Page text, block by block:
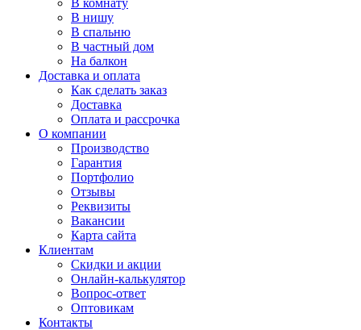
В комнату
В нишу
В спальню
В частный дом
На балкон
Доставка и оплата
Как сделать заказ
Доставка
Оплата и рассрочка
О компании
Производство
Гарантия
Портфолио
Отзывы
Реквизиты
Вакансии
Карта сайта
Клиентам
Скидки и акции
Онлайн-калькулятор
Вопрос-ответ
Оптовикам
Контакты